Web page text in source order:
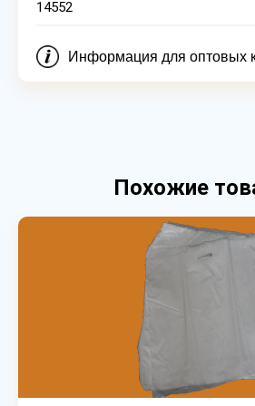
14552
Информация для оптовых
Похожие